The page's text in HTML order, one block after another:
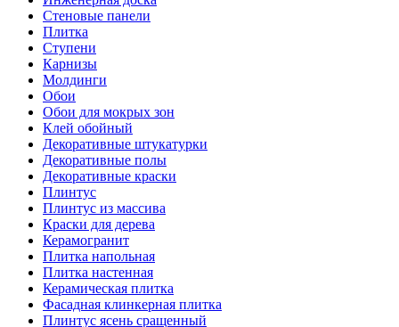
Стеновые панели
Плитка
Ступени
Карнизы
Молдинги
Обои
Обои для мокрых зон
Клей обойный
Декоративные штукатурки
Декоративные полы
Декоративные краски
Плинтус
Плинтус из массива
Краски для дерева
Керамогранит
Плитка напольная
Плитка настенная
Керамическая плитка
Фасадная клинкерная плитка
Плинтус ясень сращенный